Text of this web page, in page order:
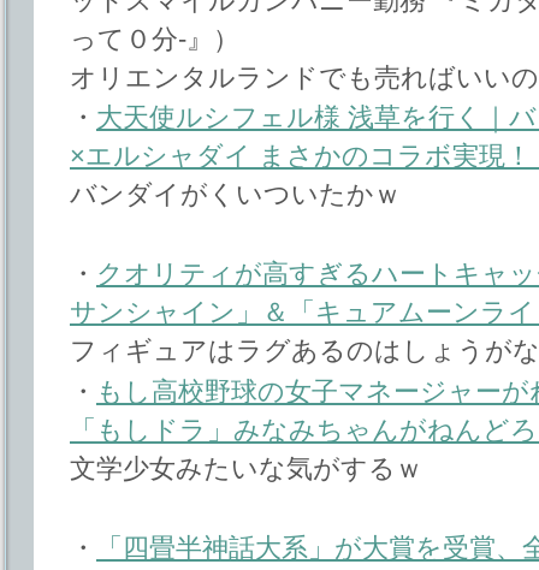
って０分-』）
オリエンタルランドでも売ればいい
・ 大天使ルシフェル様 浅草を行く｜
×エルシャダイ まさかのコラボ実現！
バンダイがくいついたかｗ
・ クオリティが高すぎるハートキャ
サンシャイン」＆「キュアムーンラ
フィギュアはラグあるのはしょうが
・ もし高校野球の女子マネージャー
「もしドラ」みなみちゃんがねんど
文学少女みたいな気がするｗ
・
「四畳半神話大系」が大賞を受賞